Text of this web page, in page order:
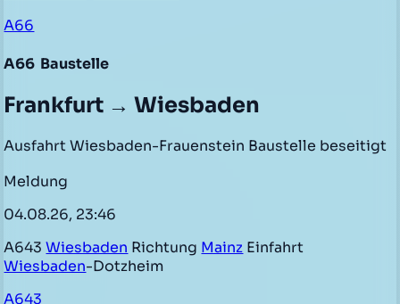
A66
A66 Baustelle
Frankfurt → Wiesbaden
Ausfahrt Wiesbaden-Frauenstein Baustelle beseitigt
Meldung
04.08.26, 23:46
A643Wiesbaden Richtung Mainz Einfahrt
Wiesbaden-Dotzheim
A643